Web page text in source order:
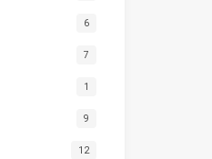
6
7
1
9
12